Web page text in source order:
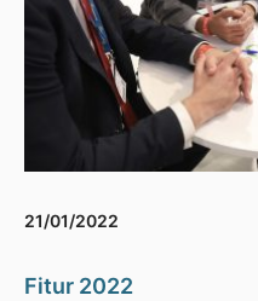
21/01/2022
Fitur 2022